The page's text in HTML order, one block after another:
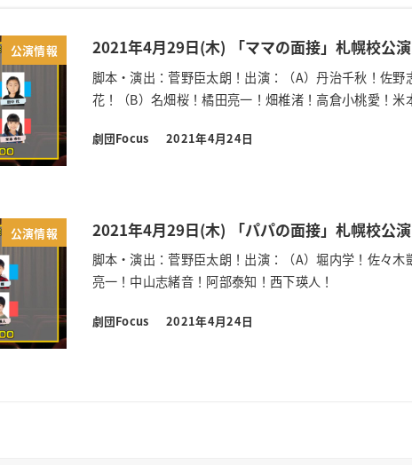
公演情報 2021年4月29日(木) 「ママの面接」札幌校公演
脚本・演出：菅野臣太朗！出演：（A）丹治千秋！佐
花！（B）名畑桜！橘田亮一！畑椎渚！高倉小桃愛！米
劇団Focus
投稿日
2021年4月24日
公演情報 2021年4月29日(木) 「パパの面接」札幌校公演
脚本・演出：菅野臣太朗！出演：（A）堀内学！佐々
亮一！中山志緒音！阿部泰知！西下瑛人！
劇団Focus
投稿日
2021年4月24日